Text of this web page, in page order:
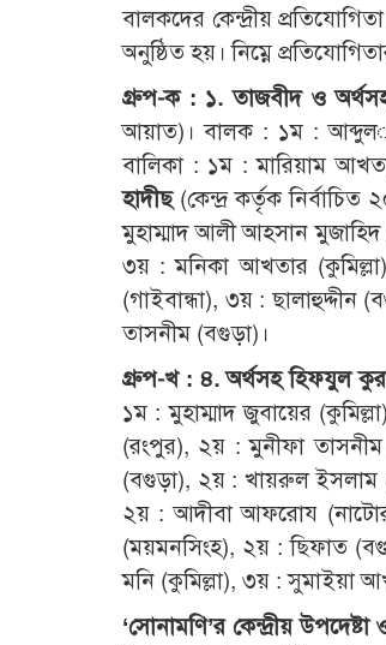
বালকদের কেন্দ্রীয়
অনুষ্ঠিত হয়। নিম্নে
গ্রুপ-ক : ১. তাজবীদ ও
আয়াত)। বালক : ১ম :
বালিকা : ১ম : মারিয়াম
হাদীছ(কেন্দ্র কর্তৃক
মুহাম্মাদ আলী আহসান
৩য় : মনিকা আখতার
(গাইবান্ধা), ৩য় :
তাসনীম (বগুড়া)।
গ্রুপ-খ : ৪. অর্থসহ হিফযুল
১ম : মুহাম্মাদ জুবায়ের
(রংপুর), ২য় : মুনীফা
(বগুড়া), ২য় : খায়রুল ইসলাম
২য় : আদীবা আফরোয
(ময়মনসিংহ), ২য় : ছিফাত
মনি (কুমিল্লা), ৩য় : সুমাইয়া
‘সোনামণি’র কেন্দ্রীয়